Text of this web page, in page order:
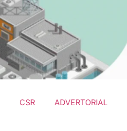
CSR ADVERTORIAL